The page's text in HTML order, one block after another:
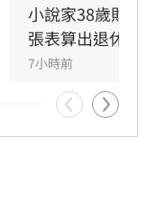
並與之共同成
將於8月15
壇，邀請周冠
，協助投資人
有限，歡迎投
。
小說家38歲財
張表算出退休金
7小時前